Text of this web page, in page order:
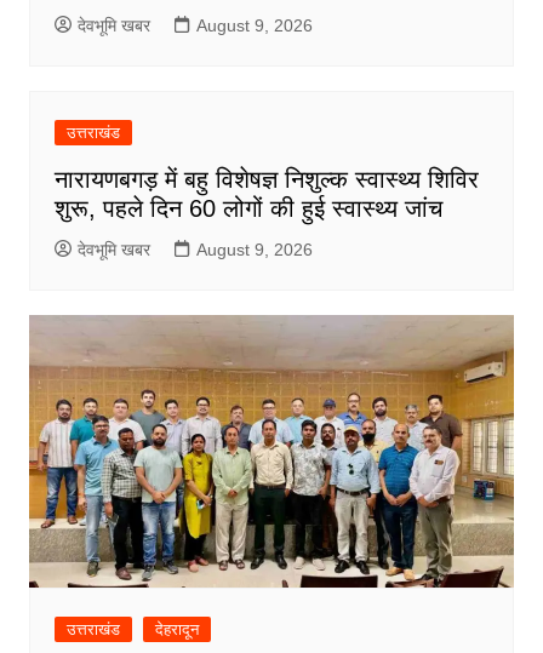
देवभूमि खबर August 9, 2026
उत्तराखंड
नारायणबगड़ में बहु विशेषज्ञ निशुल्क स्वास्थ्य शिविर
शुरू, पहले दिन 60 लोगों की हुई स्वास्थ्य जांच
देवभूमि खबर August 9, 2026
उत्तराखंड देहरादून